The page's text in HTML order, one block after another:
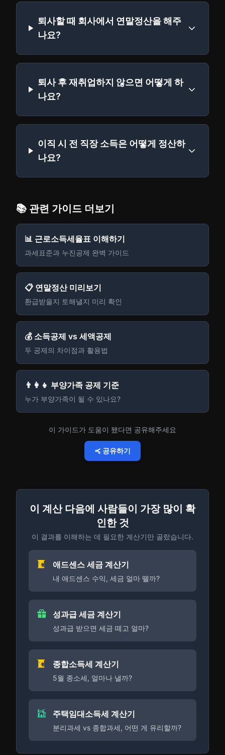
퇴사할 때 회사에서 연말정산을 해주
나요?
퇴사 후 재취업하지 않으면 어떻게 하
나요?
이직 시 전 직장 소득은 어떻게 정산하
나요?
📚 관련 가이드 더보기
📊 근로소득세율표 이해하기
과세표준과 누진공제 완벽 가이드
📋 연말정산 미리보기
환급받을지 토해낼지 미리 확인
💰 소득공제 vs 세액공제
두 공제의 차이점과 활용법
👨‍👩‍👧 부양가족 공제 기준
누가 부양가족이 될 수 있나요?
이 가이드가 도움이 됐다면 공유해주세요
공유하기
이 계산 다음에 사람들이 가장 많이 확
인한 것
이 결과를 이해하는 데 필요한 계산기만 골랐습니다.
애드센스 세금 계산기
내 애드센스 수익, 세금 얼마 뗄까?
성과급 세금 계산기
성과급 받으면 세금 떼고 얼마?
종합소득세 계산기
5월 종소세, 얼마나 낼까?
주택임대소득세 계산기
분리과세 vs 종합과세, 어떤 게 유리할까?